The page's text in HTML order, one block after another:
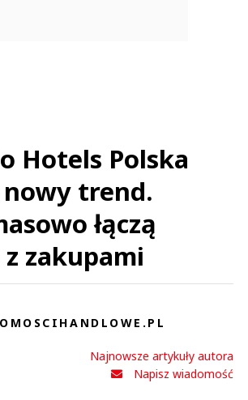
Hotels Polska
trend.
łączą
zakupami
Najnowsze artykuły autora
Napisz wiadomość